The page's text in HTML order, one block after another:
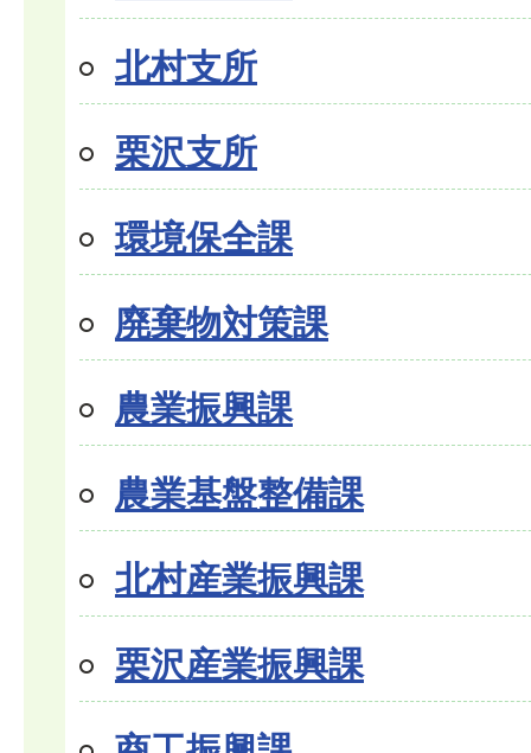
北村支所
栗沢支所
環境保全課
廃棄物対策課
農業振興課
農業基盤整備課
北村産業振興課
栗沢産業振興課